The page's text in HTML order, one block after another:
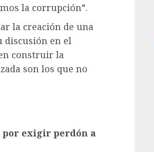
la corrupción”.
la creación de una
discusión en el
construir la
son los que no
por exigir perdón a